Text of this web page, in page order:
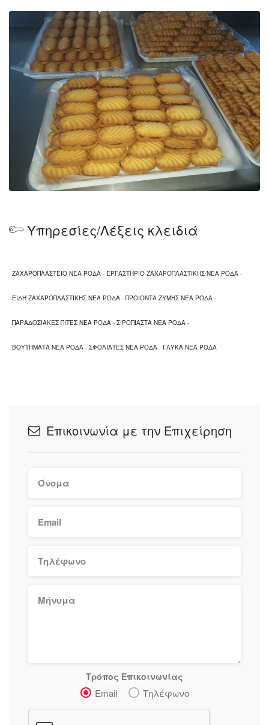
Υπηρεσίες/Λέξεις κλειδιά
ΖΑΧΑΡΟΠΛΑΣΤΕΙΟ ΝΕΑ ΡΟΔΑ - ΕΡΓΑΣΤΗΡΙΟ ΖΑΧΑΡΟΠΛΑΣΤΙΚΗΣ ΝΕΑ ΡΟΔΑ -
ΕΙΔΗ ΖΑΧΑΡΟΠΛΑΣΤΙΚΗΣ ΝΕΑ ΡΟΔΑ - ΠΡΟΙΟΝΤΑ ΖΥΜΗΣ ΝΕΑ ΡΟΔΑ -
ΠΑΡΑΔΟΣΙΑΚΕΣ ΠΙΤΕΣ ΝΕΑ ΡΟΔΑ - ΣΙΡΟΠΙΑΣΤΑ ΝΕΑ ΡΟΔΑ -
ΒΟΥΤΗΜΑΤΑ ΝΕΑ ΡΟΔΑ - ΣΦΟΛΙΑΤΕΣ ΝΕΑ ΡΟΔΑ - ΓΛΥΚΑ ΝΕΑ ΡΟΔΑ
Επικοινωνία με την Επιχείρηση
Τρόπος Επικοινωνίας
Email Τηλέφωνο